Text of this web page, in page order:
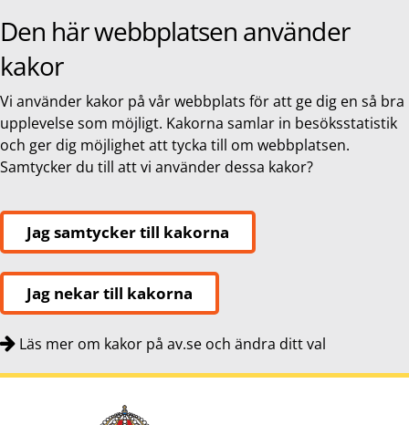
Den här webbplatsen använder
kakor
Vi använder kakor på vår webbplats för att ge dig en så bra
upplevelse som möjligt. Kakorna samlar in besöksstatistik
och ger dig möjlighet att tycka till om webbplatsen.
Samtycker du till att vi använder dessa kakor?
Jag samtycker till kakorna
Jag nekar till kakorna
Läs mer om kakor på av.se och ändra ditt val